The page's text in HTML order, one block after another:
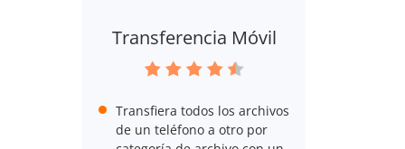
Transferencia Móvil
Transfiera todos los archivos
de un teléfono a otro por